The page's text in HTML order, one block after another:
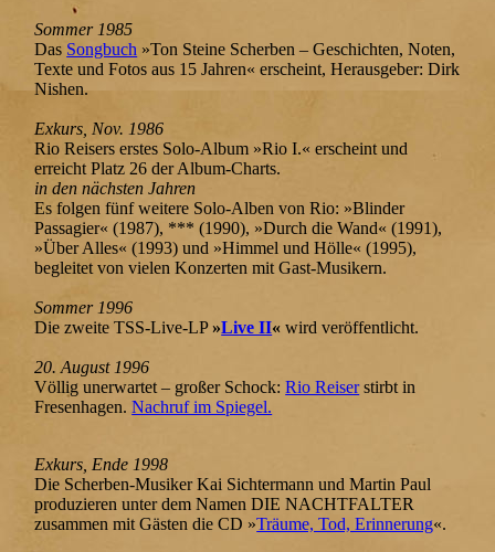
Sommer 1985
Das Songbuch »Ton Steine Scherben – Geschichten, Noten,
Texte und Fotos aus 15 Jahren« erscheint, Herausgeber: Dirk
Nishen.
Exkurs, Nov. 1986
Rio Reisers erstes Solo-Album »Rio I.« erscheint und
erreicht Platz 26 der Album-Charts.
in den nächsten Jahren
Es folgen fünf weitere Solo-Alben von Rio: »Blinder
Passagier« (1987), *** (1990), »Durch die Wand« (1991),
»Über Alles« (1993) und »Himmel und Hölle« (1995),
begleitet von vielen Konzerten mit Gast-Musikern.
Sommer 1996
Die zweite TSS-Live-LP»Live II« wird veröffentlicht.
20. August 1996
Völlig unerwartet – großer Schock:Rio Reiserstirbt in
Fresenhagen.Nachruf im Spiegel.
Exkurs, Ende 1998
Die Scherben-Musiker Kai Sichtermann und Martin Paul
produzieren unter dem Namen DIE NACHTFALTER
zusammen mit Gästen die CD »Träume, Tod, Erinnerung«.